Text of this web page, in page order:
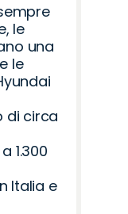
le
una
le
di circa
1.300
Italia e